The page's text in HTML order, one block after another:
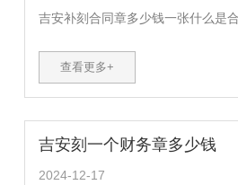
吉安补刻合同章多少钱一张什么是
查看更多+
吉安刻一个财务章多少钱
2024-12-17